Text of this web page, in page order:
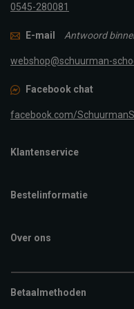
0545-280081
E-mail Antwoord
webshop@schuurman-
Facebook chat
facebook.com/
Klantenservice
Bestelinformatie
Over ons
Betaalmethoden